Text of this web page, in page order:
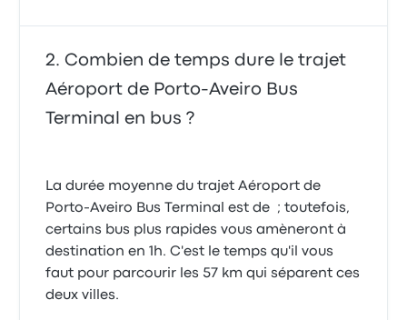
Combien de temps dure le trajet
Aéroport de Porto-Aveiro Bus
Terminal en bus ?
La durée moyenne du trajet Aéroport de
Porto-Aveiro Bus Terminal est de ; toutefois,
certains bus plus rapides vous amèneront à
destination en 1h. C'est le temps qu'il vous
faut pour parcourir les 57 km qui séparent ces
deux villes.